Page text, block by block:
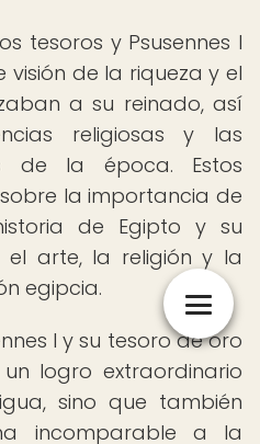
tesoros y Psusennes I
de la riqueza y el
a su reinado, así
religiosas y las
de la época. Estos
la importancia de
de Egipto y su
arte, la religión y la
egipcia.
I y su tesoro de oro
logro extraordinario
sino que también
incomparable a la